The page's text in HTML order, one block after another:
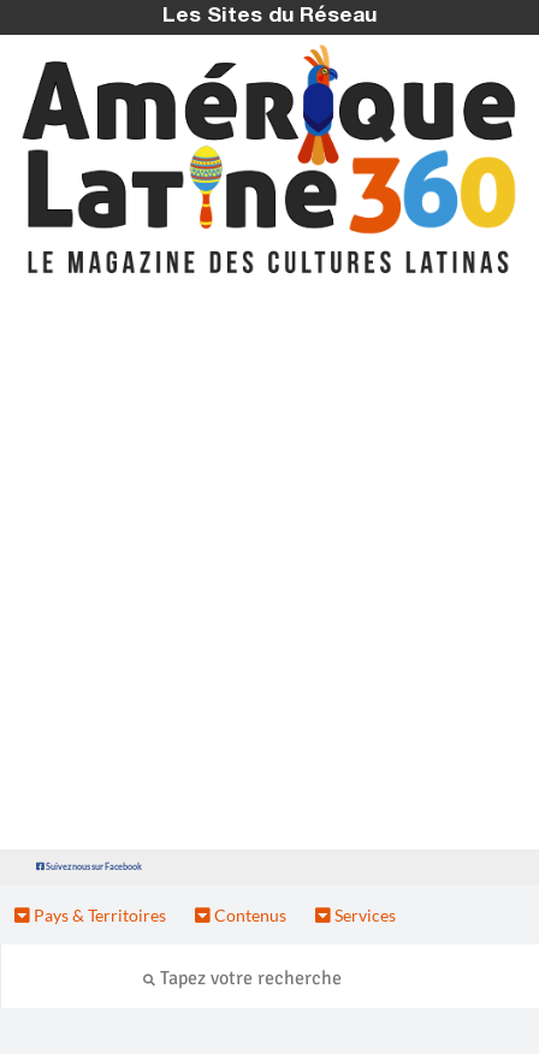
Les Sites du Réseau
Suivez nous sur Facebook
Pays & Territoires Contenus Services